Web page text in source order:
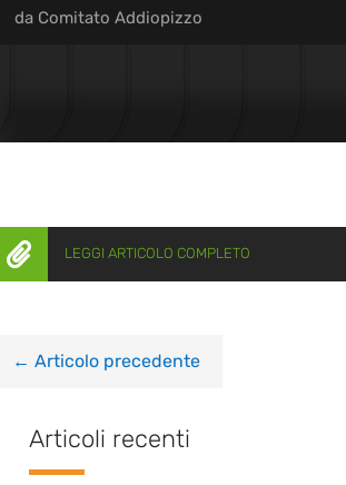
da Comitato Addiopizzo
 LEGGI ARTICOLO COMPLETO
← Articolo precedente
Articoli recenti